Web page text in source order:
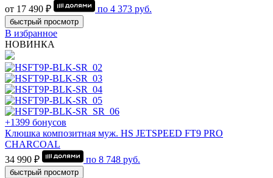
от 17 490 ₽
по 4 373 руб.
быстрый просмотр
В избранное
НОВИНКА
+1399 бонусов
Клюшка композитная муж. HS JETSPEED FT9 PRO
CHARCOAL
34 990 ₽
по 8 748 руб.
быстрый просмотр